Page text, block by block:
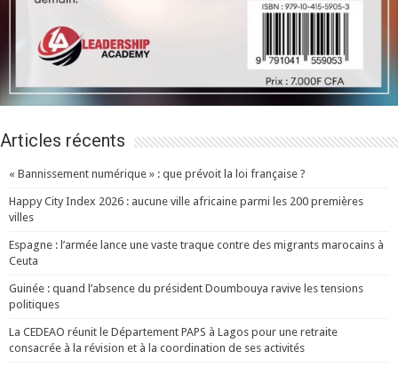
Articles récents
« Bannissement numérique » : que prévoit la loi française ?
Happy City Index 2026 : aucune ville africaine parmi les 200 premières
villes
Espagne : l’armée lance une vaste traque contre des migrants marocains à
Ceuta
Guinée : quand l’absence du président Doumbouya ravive les tensions
politiques
La CEDEAO réunit le Département PAPS à Lagos pour une retraite
consacrée à la révision et à la coordination de ses activités